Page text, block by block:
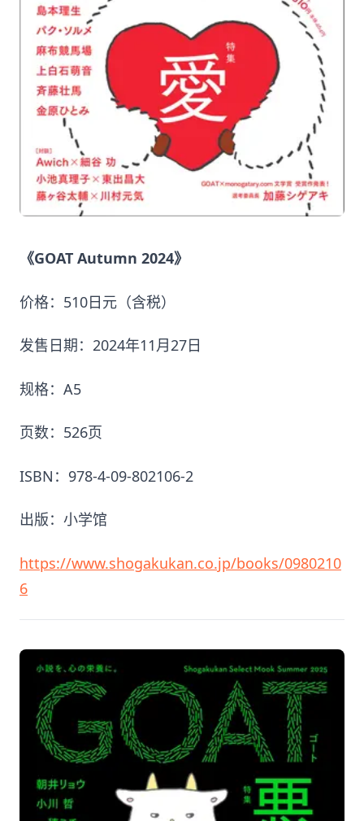
《GOAT Autumn 2024》
价格：510日元（含税）
发售日期：2024年11月27日
规格：A5
页数：526页
ISBN：978-4-09-802106-2
出版：小学馆
https://www.shogakukan.co.jp/books/0980210
6